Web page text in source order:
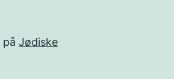
på Jødiske